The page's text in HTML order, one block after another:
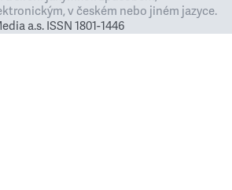
v českém nebo jiném jazyce.
a.s. ISSN 1801-1446